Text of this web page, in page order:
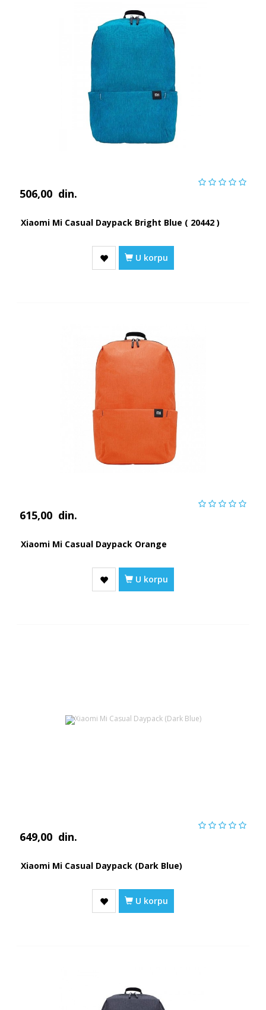
506,00 din.
Xiaomi Mi Casual Daypack Bright Blue ( 20442 )
U korpu
615,00 din.
Xiaomi Mi Casual Daypack Orange
U korpu
649,00 din.
Xiaomi Mi Casual Daypack (Dark Blue)
U korpu